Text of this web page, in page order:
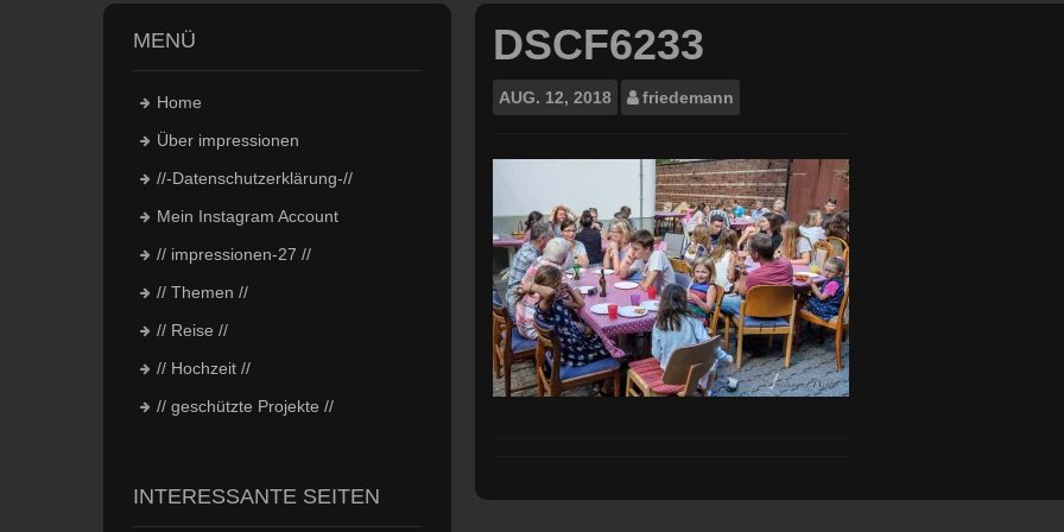
DSCF6233
AUG. 12, 2018 friedemann
MENÜ
Home
Über impressionen
//-Datenschutzerklärung-//
Mein Instagram Account
// impressionen-27 //
// Themen //
// Reise //
// Hochzeit //
// geschützte Projekte //
INTERESSANTE SEITEN